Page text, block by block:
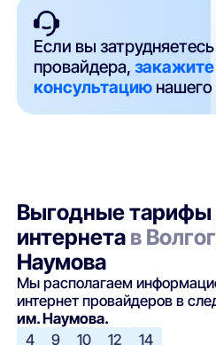
Если вы
провайдера,
консультацию нашего
Выгодные
интернета в
Наумова
Мы располагаем
интернет провайдеров в
им. Наумова.
4
9 10 12
14